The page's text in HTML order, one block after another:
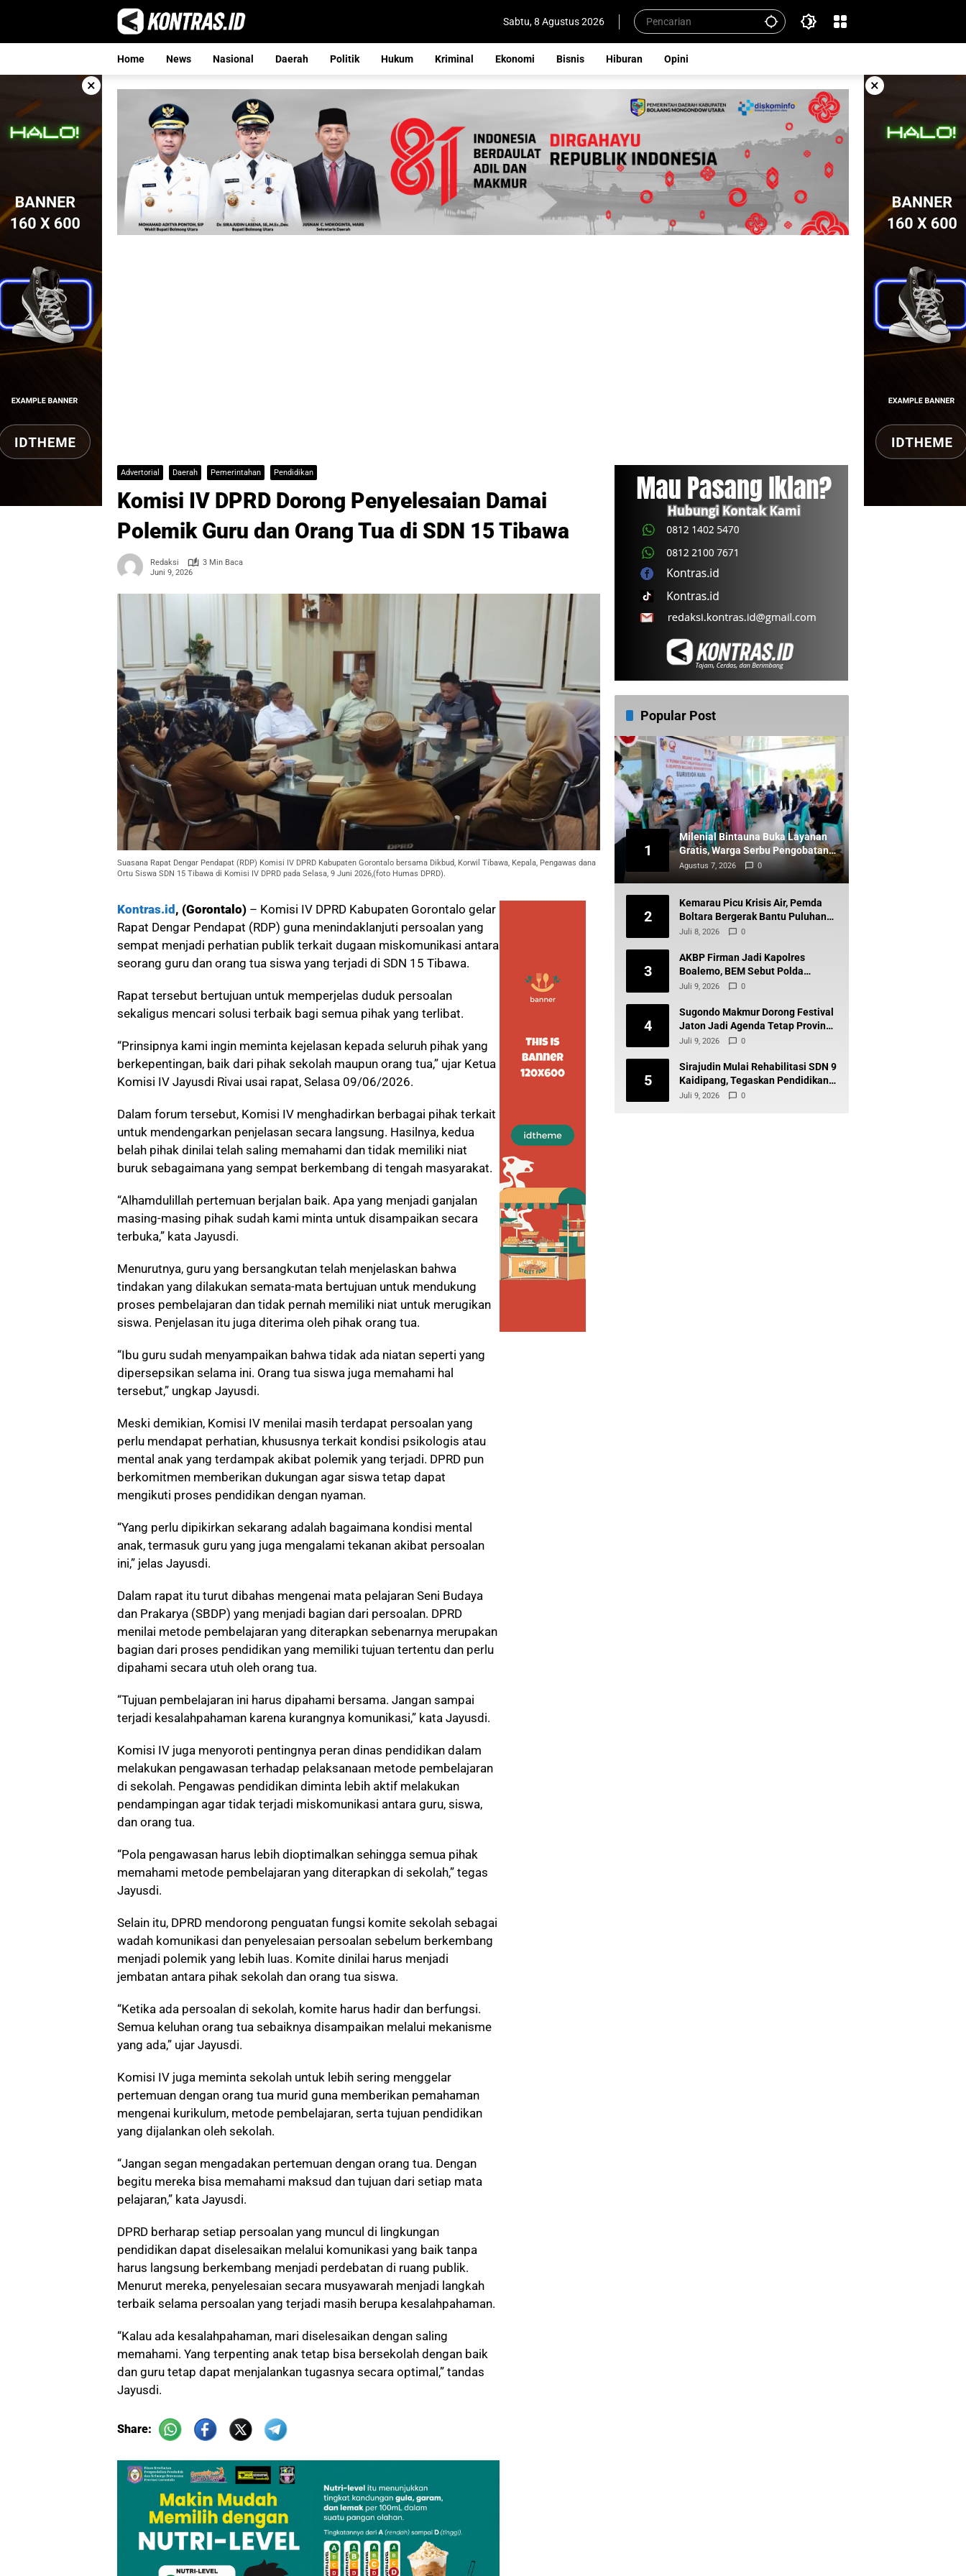
Sabtu, 8 Agustus 2026
Home News Nasional Daerah Politik Hukum Kriminal Ekonomi Bisnis Hiburan Opini
× ×
Advertorial Daerah Pemerintahan Pendidikan
Komisi IV DPRD Dorong Penyelesaian Damai
Polemik Guru dan Orang Tua di SDN 15 Tibawa
Redaksi
3 Min Baca
Juni 9, 2026
Suasana Rapat Dengar Pendapat (RDP) Komisi IV DPRD Kabupaten Gorontalo bersama Dikbud, Korwil Tibawa, Kepala, Pengawas dana
Ortu Siswa SDN 15 Tibawa di Komisi IV DPRD pada Selasa, 9 Juni 2026,(foto Humas DPRD).
Kontras.id , (Gorontalo) – Komisi IV DPRD Kabupaten Gorontalo gelar
Rapat Dengar Pendapat (RDP) guna menindaklanjuti persoalan yang
sempat menjadi perhatian publik terkait dugaan miskomunikasi antara
seorang guru dan orang tua siswa yang terjadi di SDN 15 Tibawa.
Rapat tersebut bertujuan untuk memperjelas duduk persoalan
sekaligus mencari solusi terbaik bagi semua pihak yang terlibat.
“Prinsipnya kami ingin meminta kejelasan kepada seluruh pihak yang
berkepentingan, baik dari pihak sekolah maupun orang tua,” ujar Ketua
Komisi IV Jayusdi Rivai usai rapat, Selasa 09/06/2026.
Dalam forum tersebut, Komisi IV menghadirkan berbagai pihak terkait
untuk mendengarkan penjelasan secara langsung. Hasilnya, kedua
belah pihak dinilai telah saling memahami dan tidak memiliki niat
buruk sebagaimana yang sempat berkembang di tengah masyarakat.
“Alhamdulillah pertemuan berjalan baik. Apa yang menjadi ganjalan
masing-masing pihak sudah kami minta untuk disampaikan secara
terbuka,” kata Jayusdi.
Menurutnya, guru yang bersangkutan telah menjelaskan bahwa
tindakan yang dilakukan semata-mata bertujuan untuk mendukung
proses pembelajaran dan tidak pernah memiliki niat untuk merugikan
siswa. Penjelasan itu juga diterima oleh pihak orang tua.
“Ibu guru sudah menyampaikan bahwa tidak ada niatan seperti yang
dipersepsikan selama ini. Orang tua siswa juga memahami hal
tersebut,” ungkap Jayusdi.
Meski demikian, Komisi IV menilai masih terdapat persoalan yang
perlu mendapat perhatian, khususnya terkait kondisi psikologis atau
mental anak yang terdampak akibat polemik yang terjadi. DPRD pun
berkomitmen memberikan dukungan agar siswa tetap dapat
mengikuti proses pendidikan dengan nyaman.
“Yang perlu dipikirkan sekarang adalah bagaimana kondisi mental
anak, termasuk guru yang juga mengalami tekanan akibat persoalan
ini,” jelas Jayusdi.
Dalam rapat itu turut dibahas mengenai mata pelajaran Seni Budaya
dan Prakarya (SBDP) yang menjadi bagian dari persoalan. DPRD
menilai metode pembelajaran yang diterapkan sebenarnya merupakan
bagian dari proses pendidikan yang memiliki tujuan tertentu dan perlu
dipahami secara utuh oleh orang tua.
“Tujuan pembelajaran ini harus dipahami bersama. Jangan sampai
terjadi kesalahpahaman karena kurangnya komunikasi,” kata Jayusdi.
Komisi IV juga menyoroti pentingnya peran dinas pendidikan dalam
melakukan pengawasan terhadap pelaksanaan metode pembelajaran
di sekolah. Pengawas pendidikan diminta lebih aktif melakukan
pendampingan agar tidak terjadi miskomunikasi antara guru, siswa,
dan orang tua.
“Pola pengawasan harus lebih dioptimalkan sehingga semua pihak
memahami metode pembelajaran yang diterapkan di sekolah,” tegas
Jayusdi.
Selain itu, DPRD mendorong penguatan fungsi komite sekolah sebagai
wadah komunikasi dan penyelesaian persoalan sebelum berkembang
menjadi polemik yang lebih luas. Komite dinilai harus menjadi
jembatan antara pihak sekolah dan orang tua siswa.
“Ketika ada persoalan di sekolah, komite harus hadir dan berfungsi.
Semua keluhan orang tua sebaiknya disampaikan melalui mekanisme
yang ada,” ujar Jayusdi.
Komisi IV juga meminta sekolah untuk lebih sering menggelar
pertemuan dengan orang tua murid guna memberikan pemahaman
mengenai kurikulum, metode pembelajaran, serta tujuan pendidikan
yang dijalankan oleh sekolah.
“Jangan segan mengadakan pertemuan dengan orang tua. Dengan
begitu mereka bisa memahami maksud dan tujuan dari setiap mata
pelajaran,” kata Jayusdi.
DPRD berharap setiap persoalan yang muncul di lingkungan
pendidikan dapat diselesaikan melalui komunikasi yang baik tanpa
harus langsung berkembang menjadi perdebatan di ruang publik.
Menurut mereka, penyelesaian secara musyawarah menjadi langkah
terbaik selama persoalan yang terjadi masih berupa kesalahpahaman.
“Kalau ada kesalahpahaman, mari diselesaikan dengan saling
memahami. Yang terpenting anak tetap bisa bersekolah dengan baik
dan guru tetap dapat menjalankan tugasnya secara optimal,” tandas
Jayusdi.
Share:
Popular Post
1
Milenial Bintauna Buka Layanan
Gratis, Warga Serbu Pengobatan
dan Sunatan
Agustus 7, 2026 0
2
Kemarau Picu Krisis Air, Pemda
Boltara Bergerak Bantu Puluhan
Warga Komus Timur
Juli 8, 2026 0
3
AKBP Firman Jadi Kapolres
Boalemo, BEM Sebut Polda
Gorontalo Tak Baik-Baik Saja
Juli 9, 2026 0
4
Sugondo Makmur Dorong Festival
Jaton Jadi Agenda Tetap Provinsi,
Kiai Mojo Kembali Disuarakan
Juli 9, 2026 0
5
Sirajudin Mulai Rehabilitasi SDN 9
Kaidipang, Tegaskan Pendidikan
Tetap Prioritas Daerah
Juli 9, 2026 0